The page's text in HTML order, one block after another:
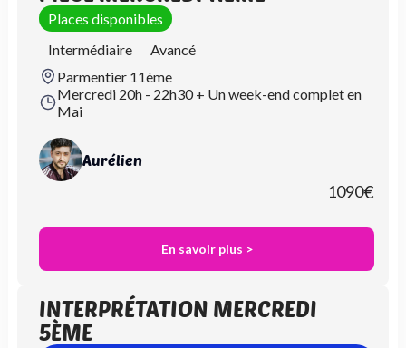
Places disponibles
Intermédiaire
Avancé
Parmentier 11ème
Mercredi 20h - 22h30 + Un week-end complet en
Mai
Aurélien
1090€
En savoir plus >
INTERPRÉTATION MERCREDI
5ÈME